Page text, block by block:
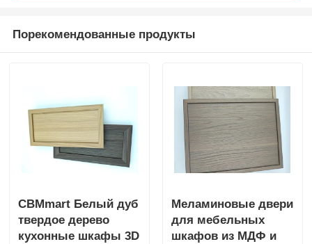
Полированный алюминиевый профиль
профили деревянного финиша алюминиевые
Алюминиевые профили экструзионных
Порекомендованные продукты
CBMmart Белый дуб
твердое дерево
кухонные шкафы 3D
Меламиновые двери
для мебельных
шкафов из МДФ и